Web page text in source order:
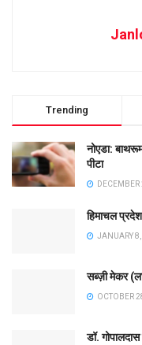
Trending
नोएडा:
पीटा
हिमाचल प्रदेश
JANUARY
सब्ज़ी मेकर
OCTOBER
डॉ.